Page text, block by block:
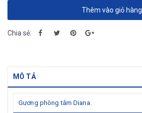
Thêm vào giỏ hàng
Chia sẻ:
MÔ TẢ
Gương phòng tắm Diana.